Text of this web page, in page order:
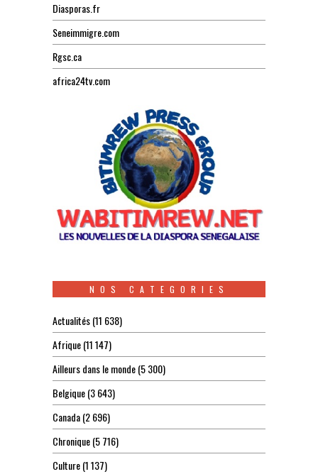
Diasporas.fr
Seneimmigre.com
Rgsc.ca
africa24tv.com
NOS CATEGORIES
Actualités(11 638)
Afrique(11 147)
Ailleurs dans le monde(5 300)
Belgique(3 643)
Canada(2 696)
Chronique(5 716)
Culture(1 137)